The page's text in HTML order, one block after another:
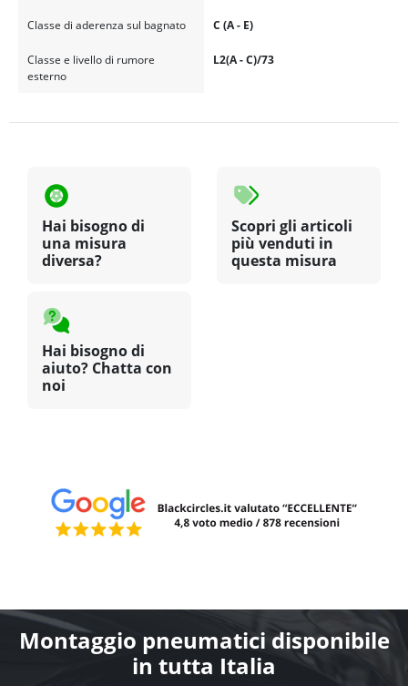
Classe di aderenza sul bagnato C (A - E)
Classe e livello di rumore
esterno
L2(A - C)/73
Hai bisogno di
una misura
diversa?
Scopri gli articoli
più venduti in
questa misura
Hai bisogno di
aiuto? Chatta con
noi
Montaggio pneumatici disponibile
in tutta Italia